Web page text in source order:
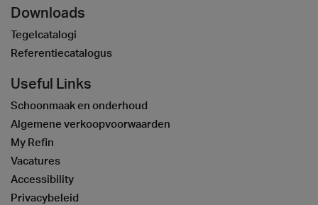
Downloads
Tegelcatalogi
Referentiecatalogus
Useful Links
Schoonmaak en onderhoud
Algemene verkoopvoorwaarden
My Refin
Vacatures
Accessibility
Privacybeleid